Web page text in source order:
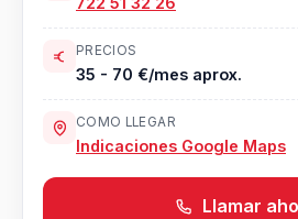
PRECIOS
35 - 70 €/mes aprox.
COMO LLEGAR
Indicaciones Google Maps
Llamar